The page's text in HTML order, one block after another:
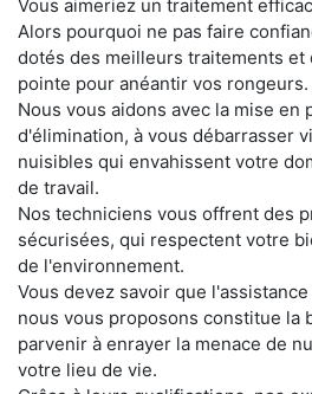
Vous aimeriez un traitement
Alors pourquoi ne pas faire
dotés des meilleurs traitements et
pointe pour anéantir vos rongeurs.
Nous vous aidons avec la mise en
d'élimination, à vous débarrasser
nuisibles qui envahissent votre
de travail.
Nos techniciens vous offrent des
sécurisées, qui respectent votre
de l'environnement.
Vous devez savoir que
nous vous proposons constitue la
parvenir à enrayer la menace de
votre lieu de vie.